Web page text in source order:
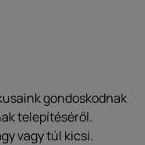
gondoskodnak
telepítéséről.
vagy túl kicsi.